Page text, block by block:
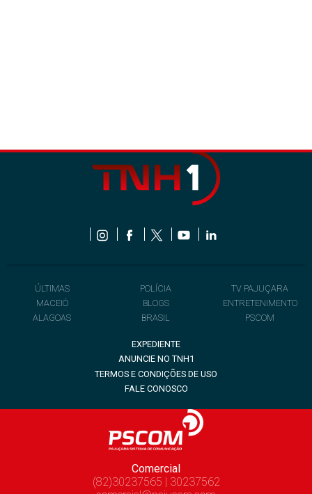
ÚLTIMAS
MACEIÓ
ALAGOAS
POLÍCIA
BLOGS
BRASIL
TV PAJUÇARA
ENTRETENIMENTO
PSCOM
EXPEDIENTE
ANUNCIE NO TNH1
TERMOS E CONDIÇÕES DE USO
FALE CONOSCO
Comercial
(82)30237565 | 30237562